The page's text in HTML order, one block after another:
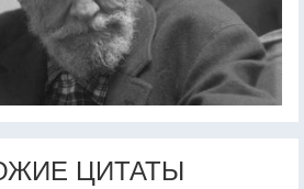
ЦИТАТЫ